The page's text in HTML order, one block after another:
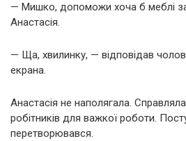
— Мишко, допоможи хоча б меблі
Анастасія.
— Ща, хвилинку, — відповідав
екрана.
Анастасія не наполягала.
робітників для важкої роботи.
перетворювався.